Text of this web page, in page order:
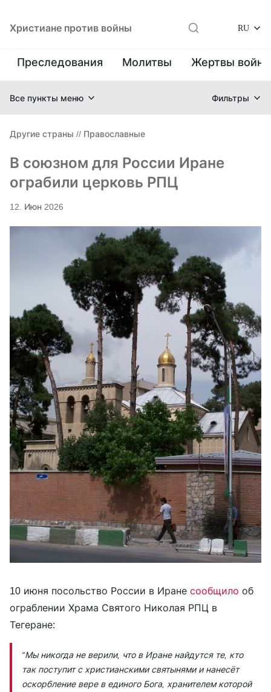
Христиане против войны RU
Преследования Молитвы Жертвы
Все пункты меню Фильтры
Другие страны // Православные
В союзном для России Иране
ограбили церковь РПЦ
12. Июн 2026
10 июня посольство России в Иране сообщило об
ограблении Храма Святого Николая РПЦ в
Тегеране:
“Мы никогда не верили, что в Иране найдутся те, кто
так поступит с христианскими святынями и нанесёт
оскорбление вере в единого Бога, хранителем которой